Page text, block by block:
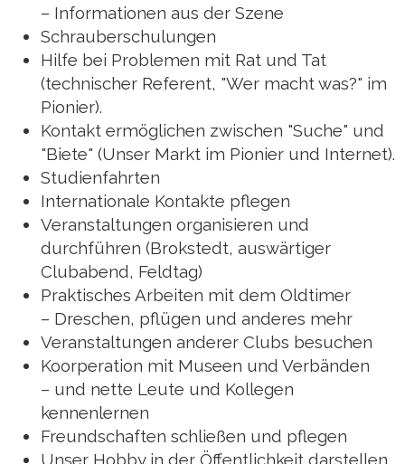
– Informationen aus der Szene
Schrauberschulungen
Hilfe bei Problemen mit Rat und Tat
(technischer Referent, "Wer macht was?" im
Pionier).
Kontakt ermöglichen zwischen "Suche" und
"Biete" (Unser Markt im Pionier und Internet).
Studienfahrten
Internationale Kontakte pflegen
Veranstaltungen organisieren und
durchführen (Brokstedt, auswärtiger
Clubabend, Feldtag)
Praktisches Arbeiten mit dem Oldtimer
– Dreschen, pflügen und anderes mehr
Veranstaltungen anderer Clubs besuchen
Koorperation mit Museen und Verbänden
– und nette Leute und Kollegen
kennenlernen
Freundschaften schließen und pflegen
Unser Hobby in der Öffentlichkeit darstellen